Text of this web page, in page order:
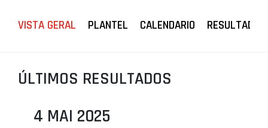
PROJETOS
VISTA GERAL PLANTEL CALENDARIO RESULTADOS
ÚLTIMOS RESULTADOS
4 MAI 2025